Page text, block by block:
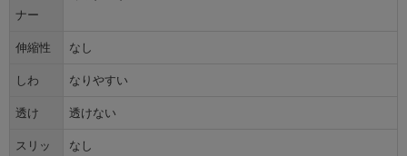
ナー
伸縮性
なし
しわ
なりやすい
透け
透けない
スリッ
なし